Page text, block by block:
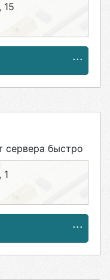
15
15
сервера быстро
1
29